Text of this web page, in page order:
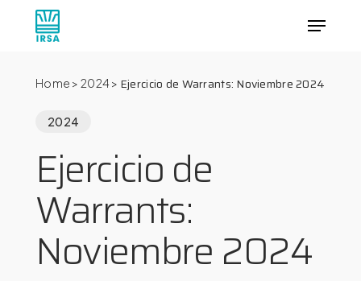
Menu
Home > 2024> Ejercicio de Warrants: Noviembre 2024
2024
Ejercicio de
Warrants:
Noviembre 2024